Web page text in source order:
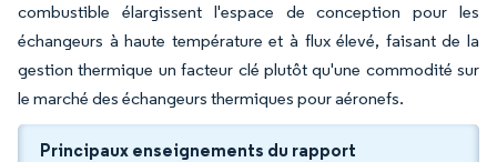
combustible élargissent l'espace de conception pour les
échangeurs à haute température et à flux élevé, faisant de la
gestion thermique un facteur clé plutôt qu'une commodité sur
le marché des échangeurs thermiques pour aéronefs.
Principaux enseignements du rapport